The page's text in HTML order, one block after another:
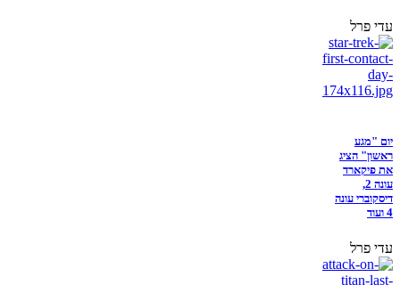
עדי פרל
יום "מגע
ראשון" הציג
את פיקארד
עונה 2,
דיסקוברי עונה
4 ועוד
עדי פרל